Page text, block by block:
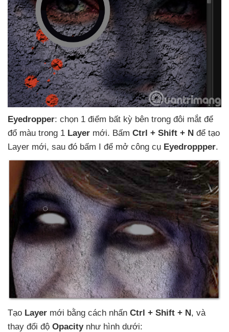
Eyedropper: chọn 1 điểm bất kỳ bên trong đôi mắt để
đổ màu trong 1 Layer mới. Bấm Ctrl + Shift + N để tạo
Layer mới, sau đó bấm I để mở công cụ Eyedroppper.
Tạo Layer mới bằng cách nhấn Ctrl + Shift + N, và
thay đổi độ Opacity như hình dưới: